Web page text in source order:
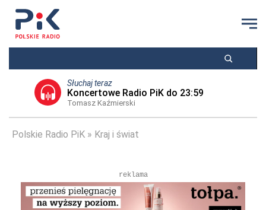
Słuchaj teraz
Koncertowe Radio PiK do 23:59
Tomasz Kaźmierski
Polskie Radio PiK Kraj i świat
reklama